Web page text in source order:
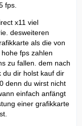
fps.
x11 viel
desweiteren
als die von
fps zahlen
zu fallen. dem nach
du dir holst kauf dir
denn du wirst nicht
einfach anfängt
einer grafikkarte